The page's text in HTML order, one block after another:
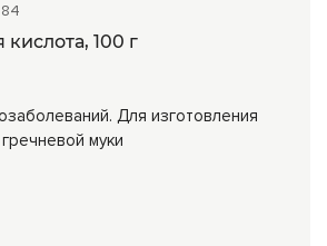
84
100 г
Для изготовления
муки